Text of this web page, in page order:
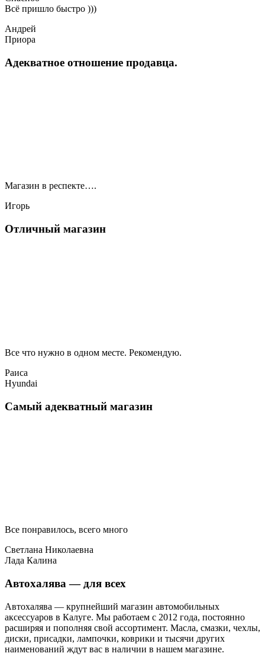
Всё пришло быстро )))
Андрей
Приора
Адекватное отношение продавца.
Магазин в респекте….
Игорь
Отличный магазин
Все что нужно в одном месте. Рекомендую.
Раиса
Hyundai
Самый адекватный магазин
Все понравилось, всего много
Светлана Николаевна
Лада Калина
Автохалява — для всех
Автохалява — крупнейший магазин автомобильных
аксессуаров в Калуге. Мы работаем с 2012 года, постоянно
расширяя и пополняя свой ассортимент. Масла, смазки, чехлы,
диски, присадки, лампочки, коврики и тысячи других
наименований ждут вас в наличии в нашем магазине.